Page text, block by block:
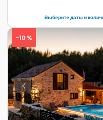
Выберите даты и
Previous
-10 %